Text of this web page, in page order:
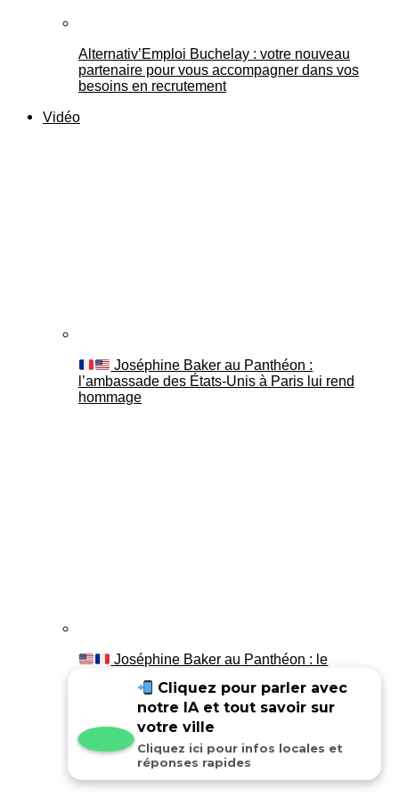
Alternativ’Emploi Buchelay : votre nouveau
partenaire pour vous accompagner dans vos
besoins en recrutement
Vidéo
Joséphine Baker au Panthéon :
l’ambassade des États-Unis à Paris lui rend
hommage
Joséphine Baker au Panthéon : le
Cliquez pour parler avec
notre IA et tout savoir sur
votre ville
Cliquez ici pour infos locales et
réponses rapides